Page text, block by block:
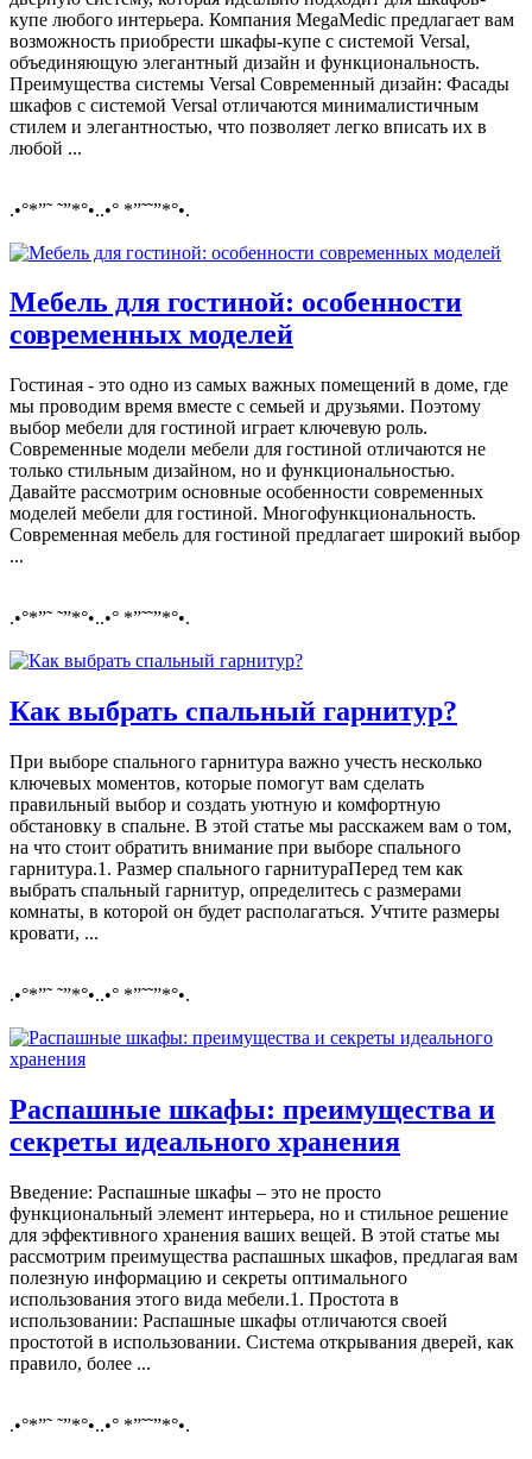
купе любого интерьера. Компания MegaMedic предлагает вам
возможность приобрести шкафы-купе с системой Versal,
объединяющую элегантный дизайн и функциональность.
Преимущества системы Versal Современный дизайн: Фасады
шкафов с системой Versal отличаются минималистичным
стилем и элегантностью, что позволяет легко вписать их в
любой ...
.•°*”˜ ˜”*°•..•° *”˜˜”*°•.
Мебель для гостиной: особенности
современных моделей
Гостиная - это одно из самых важных помещений в доме, где
мы проводим время вместе с семьей и друзьями. Поэтому
выбор мебели для гостиной играет ключевую роль.
Современные модели мебели для гостиной отличаются не
только стильным дизайном, но и функциональностью.
Давайте рассмотрим основные особенности современных
моделей мебели для гостиной. Многофункциональность.
Современная мебель для гостиной предлагает широкий выбор
...
.•°*”˜ ˜”*°•..•° *”˜˜”*°•.
Как выбрать спальный гарнитур?
При выборе спального гарнитура важно учесть несколько
ключевых моментов, которые помогут вам сделать
правильный выбор и создать уютную и комфортную
обстановку в спальне. В этой статье мы расскажем вам о том,
на что стоит обратить внимание при выборе спального
гарнитура.1. Размер спального гарнитураПеред тем как
выбрать спальный гарнитур, определитесь с размерами
комнаты, в которой он будет располагаться. Учтите размеры
кровати, ...
.•°*”˜ ˜”*°•..•° *”˜˜”*°•.
Распашные шкафы: преимущества и
секреты идеального хранения
Введение: Распашные шкафы – это не просто
функциональный элемент интерьера, но и стильное решение
для эффективного хранения ваших вещей. В этой статье мы
рассмотрим преимущества распашных шкафов, предлагая вам
полезную информацию и секреты оптимального
использования этого вида мебели.1. Простота в
использовании: Распашные шкафы отличаются своей
простотой в использовании. Система открывания дверей, как
правило, более ...
.•°*”˜ ˜”*°•..•° *”˜˜”*°•.